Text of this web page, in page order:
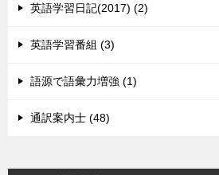
英語学習日記(2017) (2)
英語学習番組 (3)
語源で語彙力増強 (1)
通訳案内士 (48)